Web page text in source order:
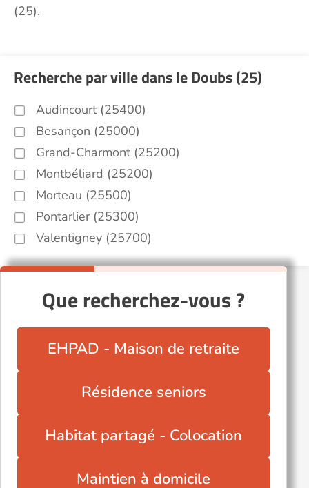
(25).
Recherche par ville dans le Doubs (25)
Audincourt (25400)
Besançon (25000)
Grand-Charmont (25200)
Montbéliard (25200)
Morteau (25500)
Pontarlier (25300)
Valentigney (25700)
Que recherchez-vous ?
EHPAD - Maison de retraite
Résidence seniors
Habitat partagé - Colocation
Maintien à domicile